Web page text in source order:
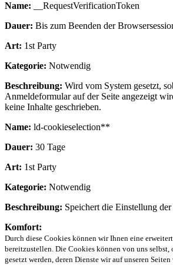
Name: __RequestVerificationToken
Dauer: Bis zum Beenden der
Art: 1st Party
Kategorie: Notwendig
Beschreibung: Wird vom System gesetzt,
Anmeldeformular auf der Seite angezeigt
keine Inhalte geschrieben.
Name: ld-cookieselection**
Dauer: 30 Tage
Art: 1st Party
Kategorie: Notwendig
Beschreibung: Speichert die Einstellung
Komfort:
Durch diese Cookies können wir Ihnen eine
bereitzustellen. Die Cookies können von uns
gesetzt werden, deren Dienste wir auf unseren